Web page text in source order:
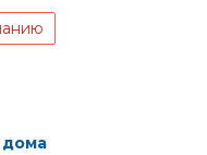
дома